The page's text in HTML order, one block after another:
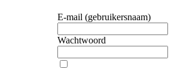
E-mail (gebruikersnaam)
Wachtwoord